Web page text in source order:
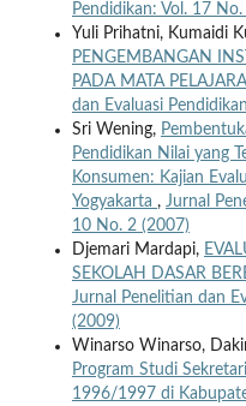
Pendidikan: Vol. 17
Yuli Prihatni, Kumaidi
PENGEMBANGAN
PADA MATA
dan Evaluasi
Sri Wening,
Pendidikan Nilai yang
Konsumen: Kajian
Yogyakarta , Jurnal
10 No. 2 (2007)
Djemari Mardapi,
SEKOLAH DASAR
Jurnal Penelitian dan
(2009)
Winarso Winarso,
Program Studi
1996/1997 di